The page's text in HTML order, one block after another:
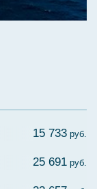
15 733 руб.
25 691 руб.